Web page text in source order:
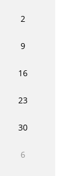
2
9
16
23
30
6